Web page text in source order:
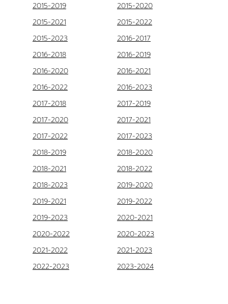
2015-2019
2015-2020
2015-2021
2015-2022
2015-2023
2016-2017
2016-2018
2016-2019
2016-2020
2016-2021
2016-2022
2016-2023
2017-2018
2017-2019
2017-2020
2017-2021
2017-2022
2017-2023
2018-2019
2018-2020
2018-2021
2018-2022
2018-2023
2019-2020
2019-2021
2019-2022
2019-2023
2020-2021
2020-2022
2020-2023
2021-2022
2021-2023
2022-2023
2023-2024